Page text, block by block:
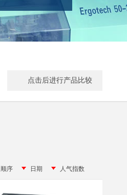
点击后进行产品比较
顺序 日期 人气指数